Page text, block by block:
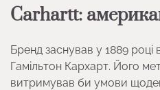
Carhartt:
Бренд заснував у 1889 році
Гамільтон Кархарт. Його
витримував би умови